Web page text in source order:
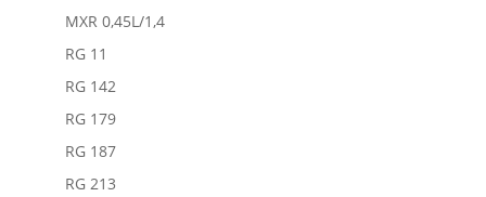
MXR 0,45L/1,4
RG 11
RG 142
RG 179
RG 187
RG 213